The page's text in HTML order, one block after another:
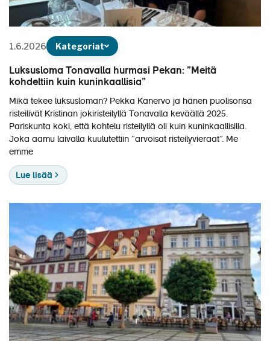
1.6.2026 Kategoriat
Luksusloma Tonavalla hurmasi Pekan: ”Meitä
kohdeltiin kuin kuninkaallisia”
Mikä tekee luksusloman? Pekka Kanervo ja hänen puolisonsa
risteilivät Kristinan jokiristeilyllä Tonavalla keväällä 2025.
Pariskunta koki, että kohtelu risteilyllä oli kuin kuninkaallisilla.
Joka aamu laivalla kuulutettiin ”arvoisat risteilyvieraat”. Me
emme
Lue lisää